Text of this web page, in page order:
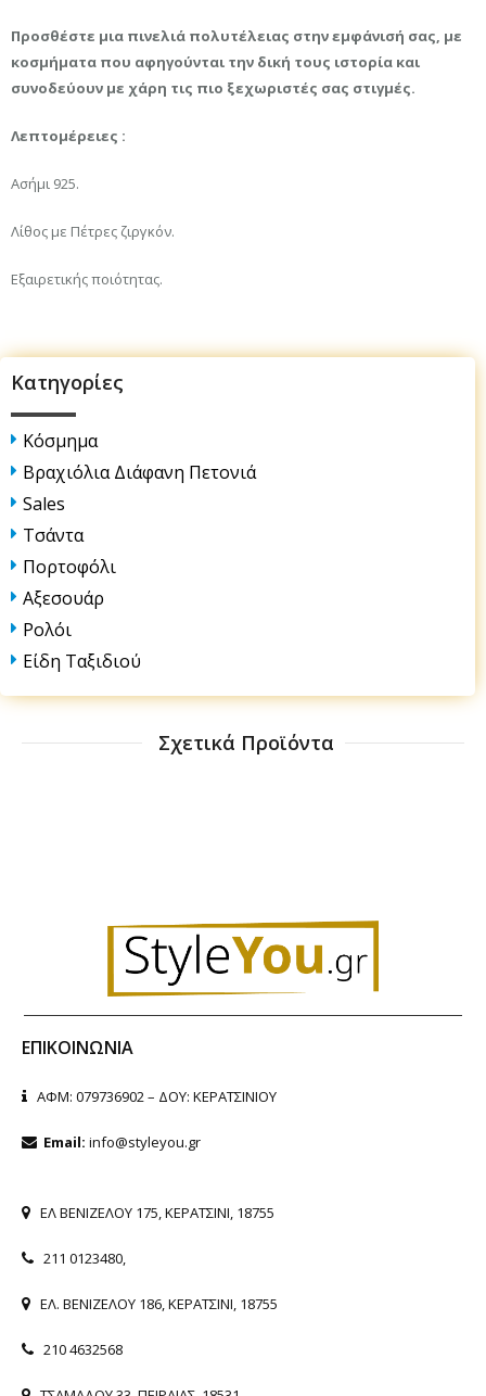
Προσθέστε μια πινελιά πολυτέλειας στην εμφάνισή σας, με
κοσμήματα που αφηγούνται την δική τους ιστορία και
συνοδεύουν με χάρη τις πιο ξεχωριστές σας στιγμές.
Λεπτομέρειες :
Ασήμι 925.
Λίθος με Πέτρες ζιργκόν.
Εξαιρετικής ποιότητας.
Κατηγορίες
Κόσμημα
Βραχιόλια Διάφανη Πετονιά
Sales
Τσάντα
Πορτοφόλι
Αξεσουάρ
Ρολόι
Είδη Ταξιδιού
Σχετικά Προϊόντα
ΕΠΙΚΟΙΝΩΝΊΑ
ΑΦΜ: 079736902 – ΔΟΥ: ΚΕΡΑΤΣΙΝΙΟΥ
Email: info@styleyou.gr
ΕΛ ΒΕΝΙΖΕΛΟΥ 175, ΚΕΡΑΤΣΙΝΙ, 18755
211 0123480
ΕΛ. ΒΕΝΙΖΕΛΟΥ 186, ΚΕΡΑΤΣΙΝΙ, 18755
210 4632568